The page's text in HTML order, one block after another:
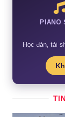
PIANO
Học đàn, tải